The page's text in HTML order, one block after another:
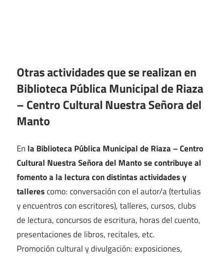
Otras actividades que se realizan en
Biblioteca Pública Municipal de Riaza
– Centro Cultural Nuestra Señora del
Manto
En la Biblioteca Pública Municipal de Riaza – Centro
Cultural Nuestra Señora del Manto se contribuye al
fomento a la lectura con distintas actividades y
tallerescomo: conversación con el autor/a (tertulias
y encuentros con escritores), talleres, cursos, clubs
de lectura, concursos de escritura, horas del cuento,
presentaciones de libros, recitales, etc.
Promoción cultural y divulgación: exposiciones,